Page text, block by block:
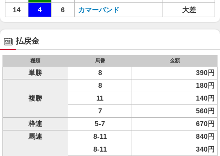
14
4 6 カマーバンド 大差
払戻金
種類 馬番 金額
単勝 8 390円
複勝
8
180円
11
140円
7
560円
枠連
5-7
670円
馬連
8-11 840円
8-11
340円